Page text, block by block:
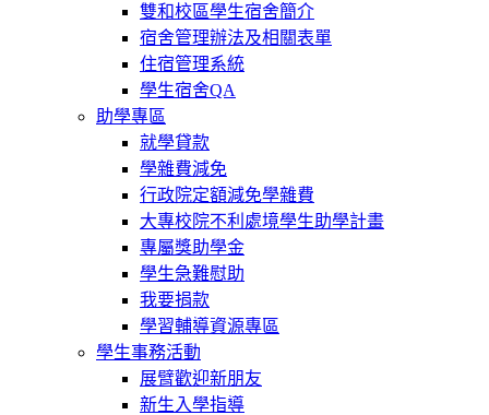
雙和校區學生宿舍簡介
宿舍管理辦法及相關表單
住宿管理系統
學生宿舍QA
助學專區
就學貸款
學雜費減免
行政院定額減免學雜費
大專校院不利處境學生助學計畫
專屬獎助學金
學生急難慰助
我要捐款
學習輔導資源專區
學生事務活動
展臂歡迎新朋友
新生入學指導